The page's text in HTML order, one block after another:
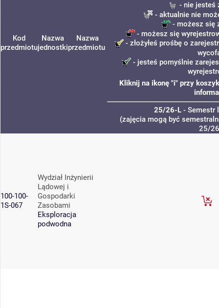
Kod
przedmiotu
Nazwa
jednostki
Nazwa
przedmiotu
- nie jesteś
- aktualnie nie
- możesz się
- możesz się
- złożyłeś prośbę o
- jesteś pomyślnie
Kliknij na ikonę "i" przy
25/26-L- Semestr
(zajęcia mogą być
25/
100-100-
1S-067
Wydział Inżynierii
Lądowej i
Gospodarki
Zasobami
Eksploracja
podwodna